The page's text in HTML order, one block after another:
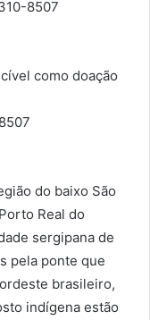
8507
como doação
do baixo São
Real do
sergipana de
pela ponte que
brasileiro,
indígena estão